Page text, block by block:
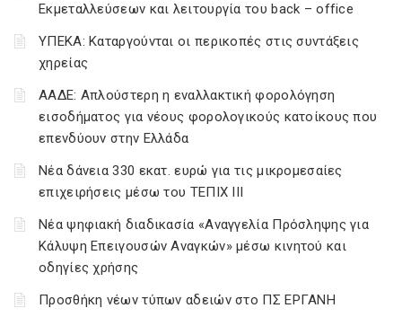
Εκμεταλλεύσεων και λειτουργία του back – office
ΥΠΕΚΑ: Καταργούνται οι περικοπές στις συντάξεις
χηρείας
ΑΑΔΕ: Απλούστερη η εναλλακτική φορολόγηση
εισοδήματος για νέους φορολογικούς κατοίκους που
επενδύουν στην Ελλάδα
Νέα δάνεια 330 εκατ. ευρώ για τις μικρομεσαίες
επιχειρήσεις μέσω του ΤΕΠΙΧ ΙΙΙ
Νέα ψηφιακή διαδικασία «Αναγγελία Πρόσληψης για
Κάλυψη Επειγουσών Αναγκών» μέσω κινητού και
οδηγίες χρήσης
Προσθήκη νέων τύπων αδειών στο ΠΣ ΕΡΓΑΝΗ